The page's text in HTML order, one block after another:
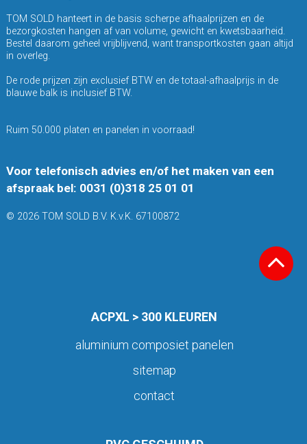
TOM SOLD hanteert in de basis scherpe afhaalprijzen en de
bezorgkosten hangen af van volume, gewicht en kwetsbaarheid.
Bestel daarom geheel vrijblijvend, want transportkosten gaan altijd
in overleg.
De rode prijzen zijn exclusief BTW en de totaal-afhaalprijs in de
blauwe balk is inclusief BTW.
Ruim 50.000 platen en panelen in voorraad!
Voor telefonisch advies en/of het maken van een
afspraak bel: 0031 (0)318 25 01 01
© 2026 TOM SOLD B.V. K.v.K. 67100872
ACPXL > 300 KLEUREN
aluminium composiet panelen
sitemap
contact